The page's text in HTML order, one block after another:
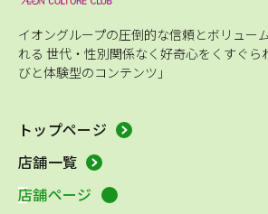
イオングループの圧倒的な信頼とボリュー
れる 世代・性別関係なく好奇心をくすぐら
びと体験型のコンテンツ」
トップページ
店舗一覧
店舗ページ